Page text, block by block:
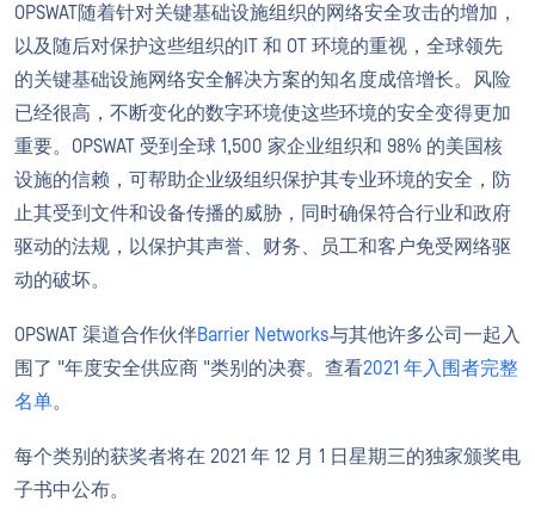
OPSWAT随着针对关键基础设施组织的网络安全攻击的增加，
以及随后对保护这些组织的IT 和 OT 环境的重视，全球领先
的关键基础设施网络安全解决方案的知名度成倍增长。风险
已经很高，不断变化的数字环境使这些环境的安全变得更加
重要。OPSWAT 受到全球 1,500 家企业组织和 98% 的美国核
设施的信赖，可帮助企业级组织保护其专业环境的安全，防
止其受到文件和设备传播的威胁，同时确保符合行业和政府
驱动的法规，以保护其声誉、财务、员工和客户免受网络驱
动的破坏。
OPSWAT 渠道合作伙伴Barrier Networks与其他许多公司一起入
围了 "年度安全供应商 "类别的决赛。查看2021 年入围者完整
名单。
每个类别的获奖者将在 2021 年 12 月 1 日星期三的独家颁奖电
子书中公布。